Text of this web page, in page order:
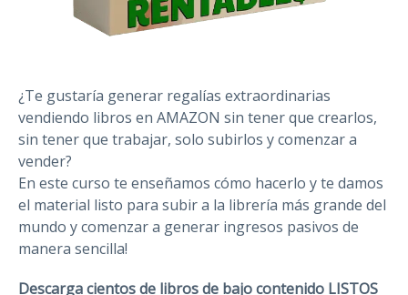
¿Te gustaría generar regalías extraordinarias
vendiendo libros en AMAZON sin tener que crearlos,
sin tener que trabajar, solo subirlos y comenzar a
vender?
En este curso te enseñamos cómo hacerlo y te damos
el material listo para subir a la librería más grande del
mundo y comenzar a generar ingresos pasivos de
manera sencilla!
Descarga cientos de libros de bajo contenido LISTOS